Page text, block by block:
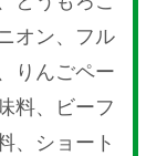
オン、フル
りんごペー
料、ビーフ
、ショート